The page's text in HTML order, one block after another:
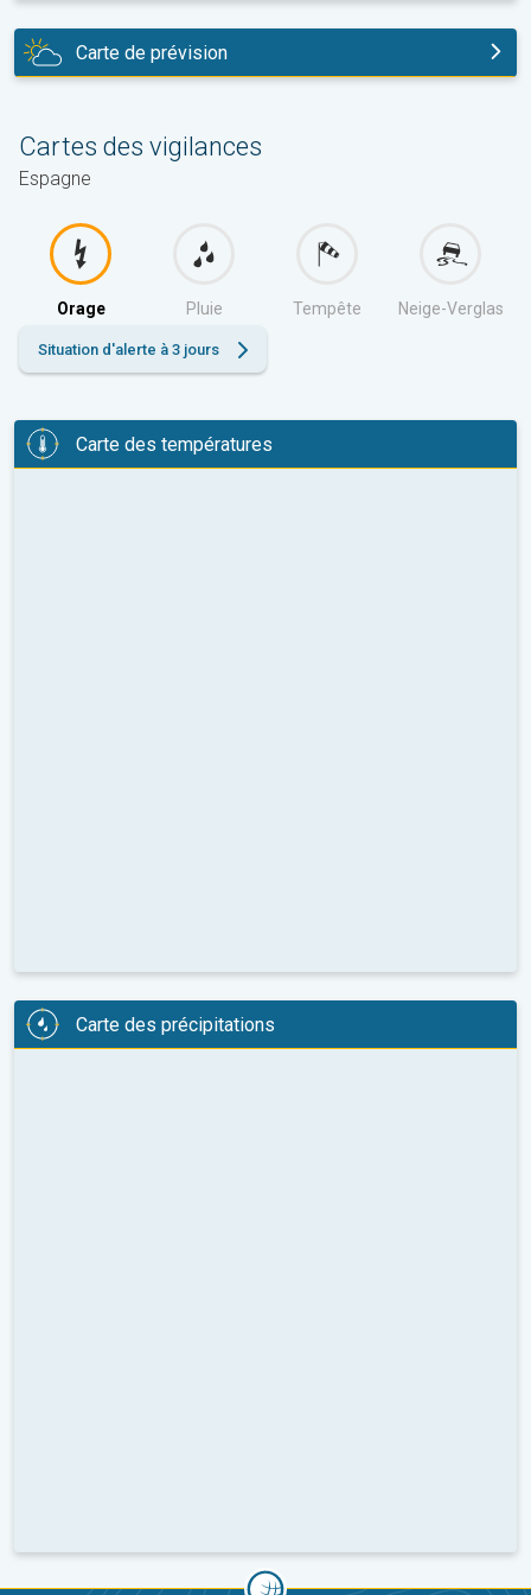
Carte de prévision
Cartes des vigilances
Espagne
Orage Pluie Tempête Neige-Verglas
Situation d'alerte à 3 jours
Carte des températures
Carte des précipitations